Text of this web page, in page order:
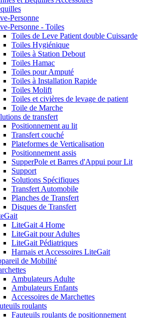
Personne
Personne - Toiles
Toiles de Leve Patient double Cuissarde
Toiles Hygiénique
Toiles à Station Debout
Toiles Hamac
Toiles pour Amputé
Toiles à Installation Rapide
Toiles Molift
Toiles et civières de levage de patient
Toile de Marche
de transfert
Positionnement au lit
Transfert couché
Plateformes de Verticalisation
Positionnement assis
SupperPole et Barres d'Appui pour Lit
Support
Solutions Spécifiques
Transfert Automobile
Planches de Transfert
Disques de Transfert
LiteGait 4 Home
LiteGait pour Adultes
LiteGait Pédiatriques
Harnais et Accessoires LiteGait
de Mobilité
Ambulateurs Adulte
Ambulateurs Enfants
Accessoires de Marchettes
roulants
Fauteuils roulants de positionnement